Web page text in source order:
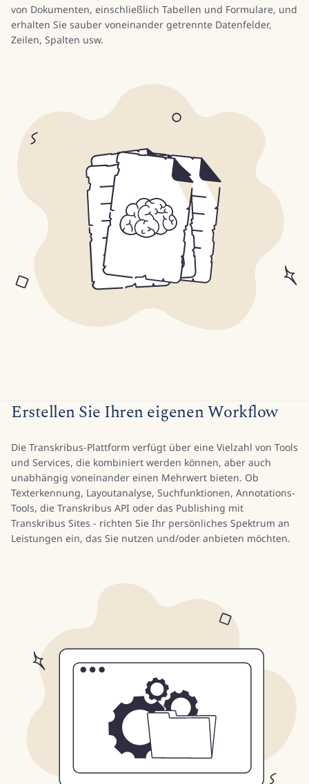
von Dokumenten, einschließlich Tabellen und Formulare, und
erhalten Sie sauber voneinander getrennte Datenfelder,
Zeilen, Spalten usw.
Erstellen Sie Ihren eigenen Workflow
Die Transkribus-Plattform verfügt über eine Vielzahl von Tools
und Services, die kombiniert werden können, aber auch
unabhängig voneinander einen Mehrwert bieten. Ob
Texterkennung, Layoutanalyse, Suchfunktionen, Annotations-
Tools, die Transkribus API oder das Publishing mit
Transkribus Sites - richten Sie Ihr persönliches Spektrum an
Leistungen ein, das Sie nutzen und/oder anbieten möchten.